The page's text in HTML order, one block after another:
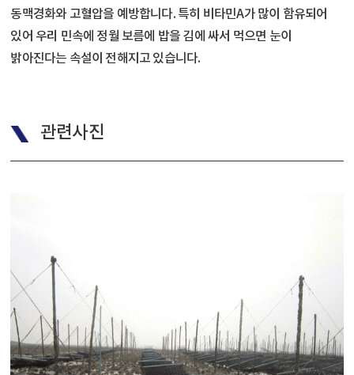
동맥경화와 고혈압을 예방합니다. 특히 비타민A가 많이 함유되어
있어 우리 민속에 정월 보름에 밥을 김에 싸서 먹으면 눈이
밝아진다는 속설이 전해지고 있습니다.
관련사진